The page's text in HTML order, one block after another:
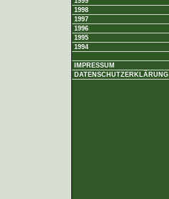
1998
1997
1996
1995
1994
IMPRESSUM
DATENSCHUTZERKLÄRUNG